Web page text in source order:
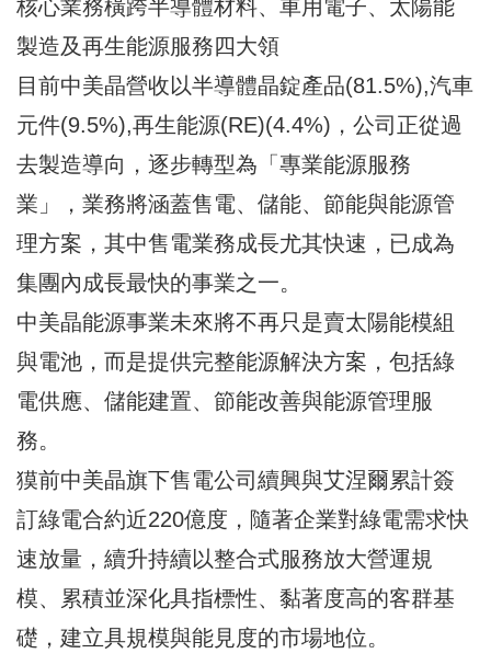
核心業務橫跨半導體材料、車用電子、太陽能
製造及再生能源服務四大領
目前中美晶營收以半導體晶錠產品(81.5%),汽車
元件(9.5%),再生能源(RE)(4.4%)，公司正從過
去製造導向，逐步轉型為「專業能源服務
業」，業務將涵蓋售電、儲能、節能與能源管
理方案，其中售電業務成長尤其快速，已成為
集團內成長最快的事業之一。
中美晶能源事業未來將不再只是賣太陽能模組
與電池，而是提供完整能源解決方案，包括綠
電供應、儲能建置、節能改善與能源管理服
務。
獏前中美晶旗下售電公司續興與艾涅爾累計簽
訂綠電合約近220億度，隨著企業對綠電需求快
速放量，續升持續以整合式服務放大營運規
模、累積並深化具指標性、黏著度高的客群基
礎，建立具規模與能見度的市場地位。